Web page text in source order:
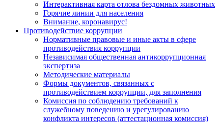
Интерактивная карта отлова бездомных животных
Горячие линии для населения
Внимание, коронавирус!
Противодействие коррупции
Нормативные правовые и иные акты в сфере
противодействия коррупции
Независимая общественная антикоррупционная
экспертиза
Методические материалы
Формы документов, связанных с
противодействием коррупции, для заполнения
Комиссия по соблюдению требований к
служебному поведению и урегулированию
конфликта интересов (аттестационная комиссия)